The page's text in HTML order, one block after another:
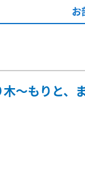
お
～もりと、